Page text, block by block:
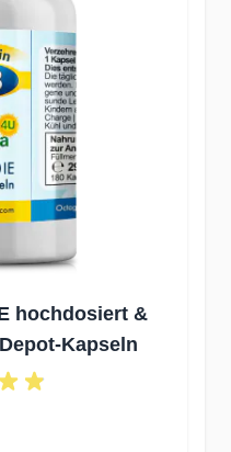
hochdosiert &
Kapseln